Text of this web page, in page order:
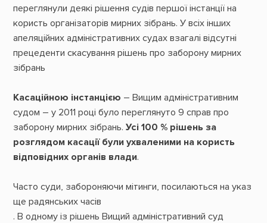
переглянули деякі рішення судів першої інстанції на
користь організаторів мирних зібрань. У всіх інших
апеляційних адміністративних судах взагалі відсутні
прецеденти скасування рішень про заборону мирних
зібрань
Касаційною інстанцією – Вищим адміністративним
судом – у 2011 році було переглянуто 9 справ про
заборону мирних зібрань. Усі 100 % рішень за
розглядом касації були ухваленими на користь
відповідних органів влади.
Часто суди, забороняючи мітинги, посилаються на указ
ще радянських часів
. В одному із рішень Вищий адміністративний суд